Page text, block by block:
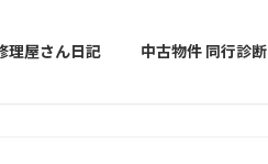
理屋さん日記 中古物件 同行診断